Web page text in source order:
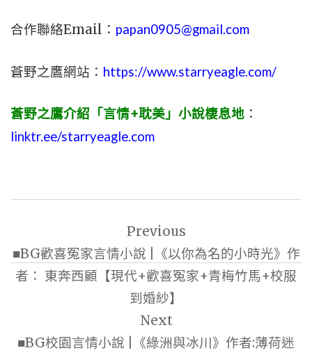
合作聯絡Email： papan0905@gmail.com
蒼野之鷹網站： https://www.starryeagle.com/
蒼野之鷹介紹「言情+耽美」小說棲息地 ：
linktr.ee/starryeagle.com
導
覽
Previous
■BG歡喜冤家言情小說 |《以你為名的小時光》作
者： 東奔西顧【現代+歡喜冤家+青梅竹馬+校服
到婚紗】
Next
■BG校園言情小說 |《綠洲與冰川》作者:薄荷迷